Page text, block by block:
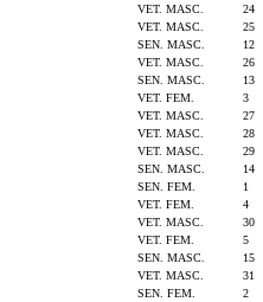
VET. MASC. 24
VET. MASC. 25
SEN. MASC. 12
VET. MASC. 26
SEN. MASC. 13
VET. FEM. 3
VET. MASC. 27
VET. MASC. 28
VET. MASC. 29
SEN. MASC. 14
SEN. FEM. 1
VET. FEM. 4
VET. MASC. 30
VET. FEM. 5
SEN. MASC. 15
VET. MASC. 31
SEN. FEM. 2